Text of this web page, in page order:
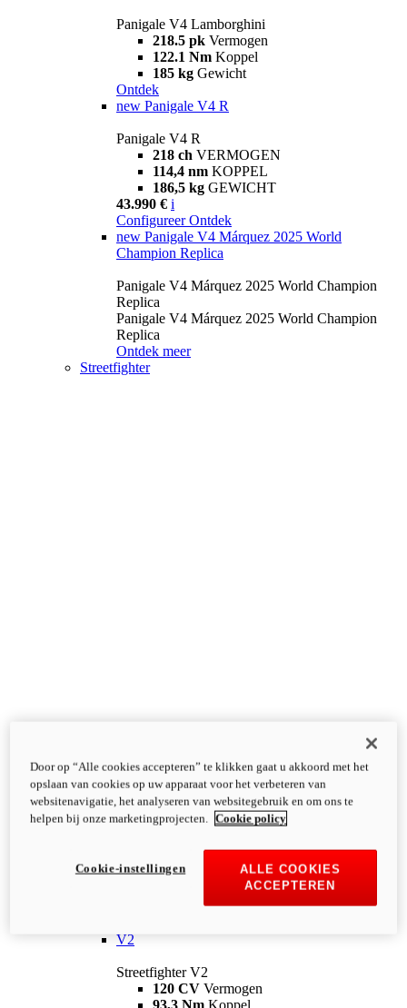
Panigale V4 Lamborghini
218.5 pk Vermogen
122.1 Nm Koppel
185 kg Gewicht
Ontdek
new Panigale V4 R
Panigale V4 R
218 ch VERMOGEN
114,4 nm KOPPEL
186,5 kg GEWICHT
43.990 € i
Configureer Ontdek
new Panigale V4 Márquez 2025 World
Champion Replica
Panigale V4 Márquez 2025 World Champion
Replica
Panigale V4 Márquez 2025 World Champion
Replica
Ontdek meer
Streetfighter
V2
Streetfighter V2
120 CV Vermogen
93,3 Nm Koppel
Door op “Alle cookies accepteren” te klikken gaat u akkoord met het
opslaan van cookies op uw apparaat voor het verbeteren van
websitenavigatie, het analyseren van websitegebruik en om ons te
helpen bij onze marketingprojecten.
Cookie policy
ALLE COOKIES
ACCEPTEREN
Cookie-instellingen